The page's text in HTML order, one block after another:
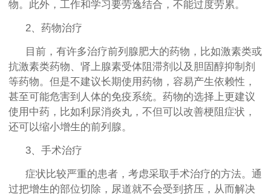
物。此外，工作和学习要劳逸结合，不能过度劳累。
2、药物治疗
目前，有许多治疗前列腺肥大的药物，比如激素类或
抗激素类药物、肾上腺素受体阻滞剂以及胆固醇抑制剂
等药物。但是不建议长期使用药物，容易产生依赖性，
甚至可能危害到人体的免疫系统。药物的选择上更建议
使用中药，比如利尿消炎丸，不但可以改善梗阻症状，
还可以缩小增生的前列腺。
3、手术治疗
症状比较严重的患者，考虑采取手术治疗的方法。通
过把增生的部位切除，尿道就不会受到挤压，从而解决